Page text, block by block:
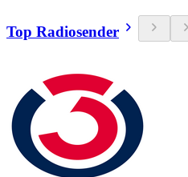
Top Radiosender